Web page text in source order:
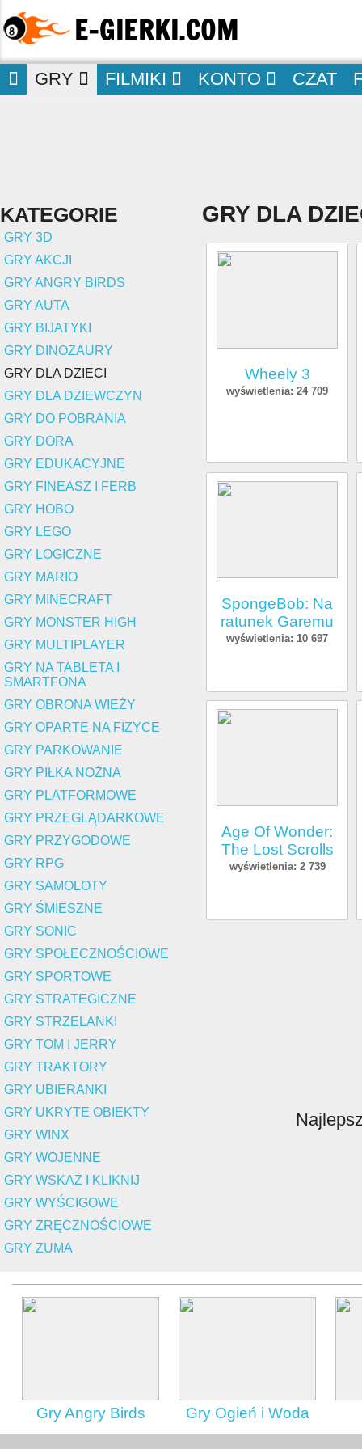
GRY FILMIKI KONTO CZAT
GRY DLA
Wheely 3
wyświetlenia: 24 709
SpongeBob: Na
ratunek Garemu
wyświetlenia: 10 697
Age Of Wonder:
The Lost Scrolls
wyświetlenia: 2 739
KATEGORIE
GRY 3D
GRY AKCJI
GRY ANGRY BIRDS
GRY AUTA
GRY BIJATYKI
GRY DINOZAURY
GRY DLA DZIECI
GRY DLA DZIEWCZYN
GRY DO POBRANIA
GRY DORA
GRY EDUKACYJNE
GRY FINEASZ I FERB
GRY HOBO
GRY LEGO
GRY LOGICZNE
GRY MARIO
GRY MINECRAFT
GRY MONSTER HIGH
GRY MULTIPLAYER
GRY NA TABLETA I
SMARTFONA
GRY OBRONA WIEŻY
GRY OPARTE NA FIZYCE
GRY PARKOWANIE
GRY PIŁKA NOŻNA
GRY PLATFORMOWE
GRY PRZEGLĄDARKOWE
GRY PRZYGODOWE
GRY RPG
GRY SAMOLOTY
GRY ŚMIESZNE
GRY SONIC
GRY SPOŁECZNOŚCIOWE
GRY SPORTOWE
GRY STRATEGICZNE
GRY STRZELANKI
GRY TOM I JERRY
GRY TRAKTORY
GRY UBIERANKI
GRY UKRYTE OBIEKTY
GRY WINX
GRY WOJENNE
GRY WSKAŻ I KLIKNIJ
GRY WYŚCIGOWE
GRY ZRĘCZNOŚCIOWE
GRY ZUMA
Gry Angry Birds Gry Ogień i Woda